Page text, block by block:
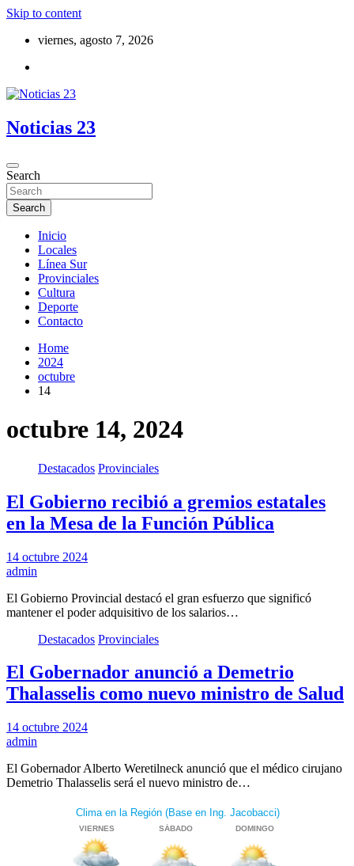
Skip to content
viernes, agosto 7, 2026
Noticias 23
Search
Search
Inicio
Locales
Línea Sur
Provinciales
Cultura
Deporte
Contacto
Home
2024
octubre
14
octubre 14, 2024
Destacados Provinciales
El Gobierno recibió a gremios estatales
en la Mesa de la Función Pública
14 octubre 2024
admin
El Gobierno Provincial destacó el gran esfuerzo que significó
mantener el poder adquisitivo de los salarios…
Destacados Provinciales
El Gobernador anunció a Demetrio
Thalasselis como nuevo ministro de Salud
14 octubre 2024
admin
El Gobernador Alberto Weretilneck anunció que el médico cirujano
Demetrio Thalasselis será el nuevo ministro de…